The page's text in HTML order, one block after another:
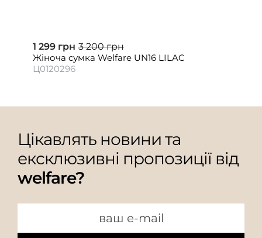
1 299 грн 3 200 грн
Жіноча сумка Welfare UN16 LILAC
Ц0120296
Цікавлять новини та
ексклюзивні пропозиції від
welfare?